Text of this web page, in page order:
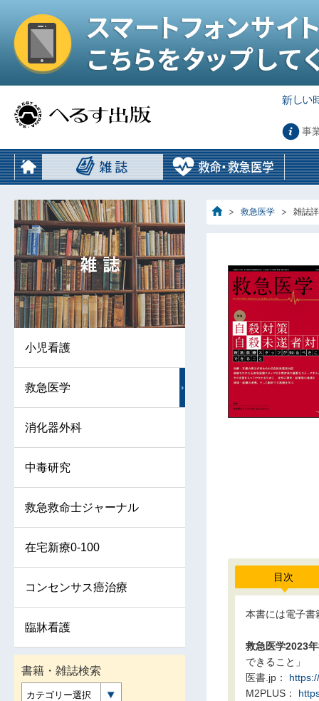
事
救急医学 雑誌
目次
本書には電子書
救急医学2023
できること」
医書.jp：
M2PLUS：
小児看護
救急医学
消化器外科
中毒研究
救急救命士ジャーナル
在宅新療0-100
コンセンサス癌治療
臨牀看護
書籍・雑誌検索
カテゴリー選択